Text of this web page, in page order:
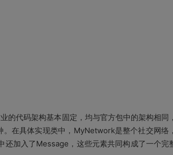
代码架构基本固定，均与官方包中的架构相同
在具体实现类中， MyNetwork是整个社交网络
还加入了Message ，这些元素共同构成了一个完